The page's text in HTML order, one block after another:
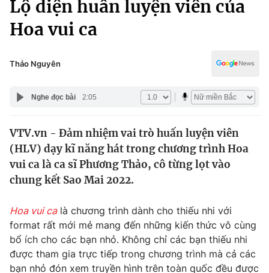
Chính trị
Pháp luật
Thế giới
Tin tức
Thế giới đó đây
Câu chuyện quốc tế
Tài chính
Thị trường
Góc doanh nghiệp
Dữ liệu và đời sống
Truyền hình
Thể thao
Truyền hình
Y tế
Công nghệ
Lộ diện huấn luyện viên của
Hoa vui ca
Thảo Nguyên
Nghe đọc bài 2:05
VTV.vn - Đảm nhiệm vai trò huấn luyện viên
(HLV) dạy kĩ năng hát trong chương trình Hoa
vui ca là ca sĩ Phương Thảo, cô từng lọt vào
chung kết Sao Mai 2022.
Hoa vui calà chương trình dành cho thiếu nhi với
format rất mới mẻ mang đến những kiến thức vô cùng
bổ ích cho các bạn nhỏ. Không chỉ các bạn thiếu nhi
được tham gia trực tiếp trong chương trình mà cả các
bạn nhỏ đón xem truyền hình trên toàn quốc đều được